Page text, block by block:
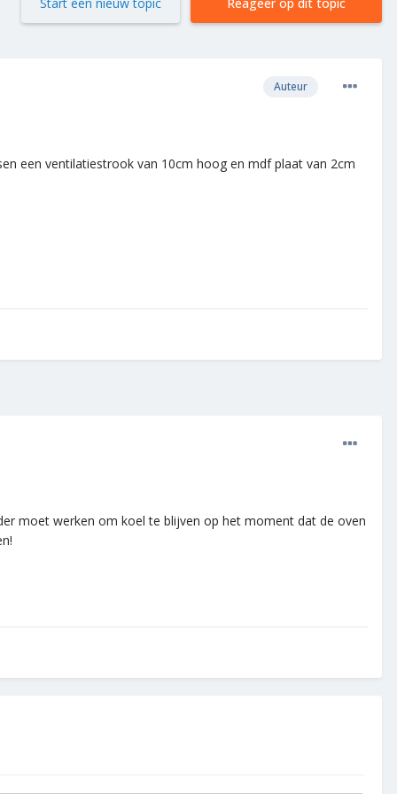
Auteur
een ventilatiestrook van 10cm hoog en mdf plaat van 2cm
moet werken om koel te blijven op het moment dat de oven